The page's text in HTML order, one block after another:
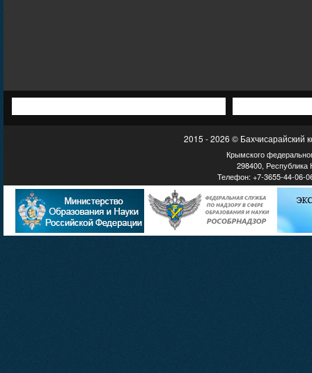
2015 - 2026 © Бахчисарайский
Крымского
298400, Республика
Телефон: +7-3655-44-06-